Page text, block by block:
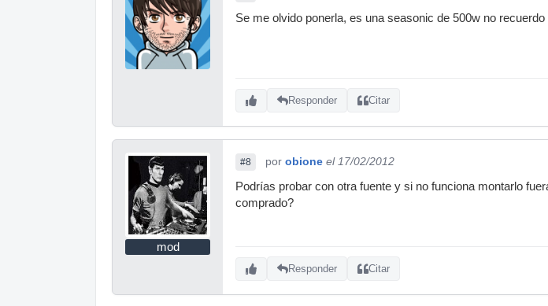
Se me olvido ponerla, es una seasonic de 500w no
Responder Citar
mod
#8 por obione el 17/02/2012
Podrías probar con otra fuente y si no funciona montarlo
comprado?
Responder Citar